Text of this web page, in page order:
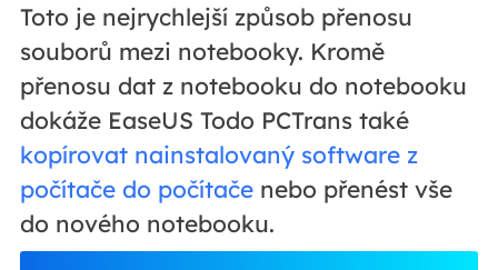
Toto je nejrychlejší způsob přenosu
souborů mezi notebooky. Kromě
přenosu dat z notebooku do notebooku
dokáže EaseUS Todo PCTrans také
kopírovat nainstalovaný software z
počítače do počítačenebo přenést vše
do nového notebooku.